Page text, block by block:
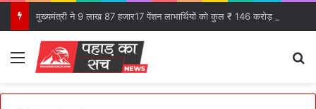
Menu